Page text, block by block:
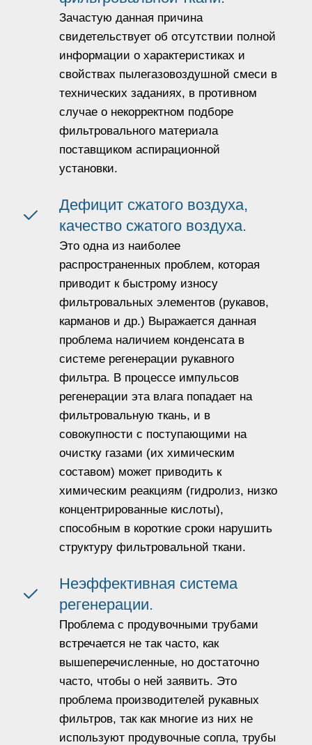
Зачастую данная причина
свидетельствует об отсутствии полной
информации о характеристиках и
свойствах пылегазовоздушной смеси в
технических заданиях, в противном
случае о некорректном подборе
фильтровального материала
поставщиком аспирационной
установки.
Дефицит сжатого воздуха,
качество сжатого воздуха.
Это одна из наиболее
распространенных проблем, которая
приводит к быстрому износу
фильтровальных элементов (рукавов,
карманов и др.) Выражается данная
проблема наличием конденсата в
системе регенерации рукавного
фильтра. В процессе импульсов
регенерации эта влага попадает на
фильтровальную ткань, и в
совокупности с поступающими на
очистку газами (их химическим
составом) может приводить к
химическим реакциям (гидролиз, низко
концентрированные кислоты),
способным в короткие сроки нарушить
структуру фильтровальной ткани.
Неэффективная система
регенерации.
Проблема с продувочными трубами
встречается не так часто, как
вышеперечисленные, но достаточно
часто, чтобы о ней заявить. Это
проблема производителей рукавных
фильтров, так как многие из них не
используют продувочные сопла, трубы